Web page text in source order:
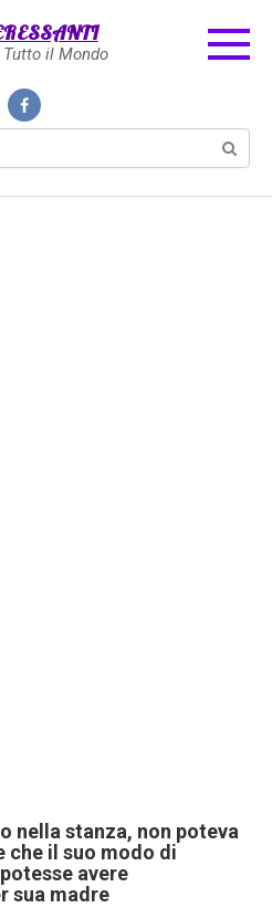
il Mondo
nella stanza, non poteva
che il suo modo di
avere
sua madre